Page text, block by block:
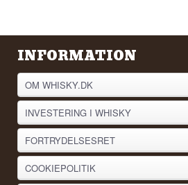
INFORMATION
OM WHISKY.DK
INVESTERING I WHISKY
FORTRYDELSESRET
COOKIEPOLITIK